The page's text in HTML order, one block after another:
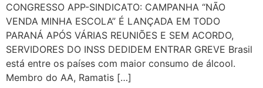
CONGRESSO APP-SINDICATO: CAMPANHA “NÃO
VENDA MINHA ESCOLA” É LANÇADA EM TODO
PARANÁ APÓS VÁRIAS REUNIÕES E SEM ACORDO,
SERVIDORES DO INSS DEDIDEM ENTRAR GREVE Brasil
está entre os países com maior consumo de álcool.
Membro do AA, Ramatis […]